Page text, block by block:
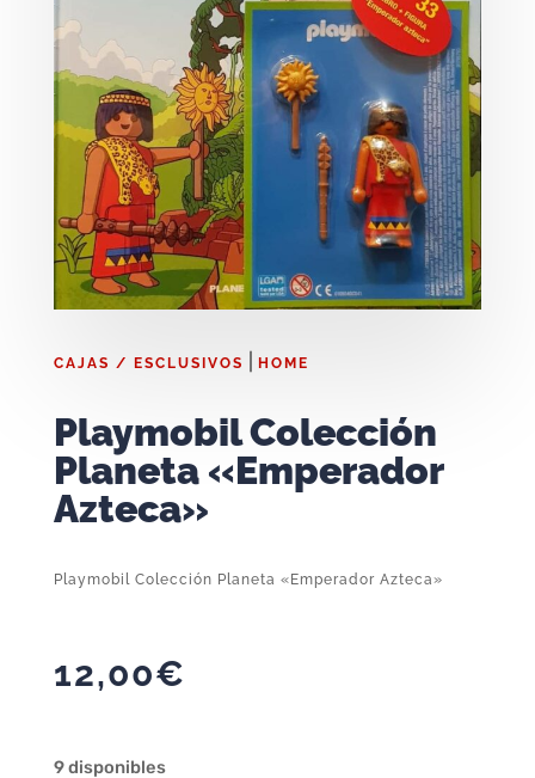
CAJAS / ESCLUSIVOS HOME
Playmobil Colección
Planeta «Emperador
Azteca»
Playmobil Colección Planeta «Emperador Azteca»
12,00€
9 disponibles